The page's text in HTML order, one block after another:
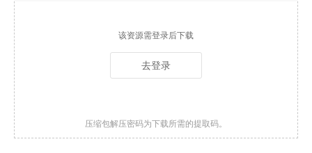
该资源需登录后下载
去登录
压缩包解压密码为下载所需的提取码。